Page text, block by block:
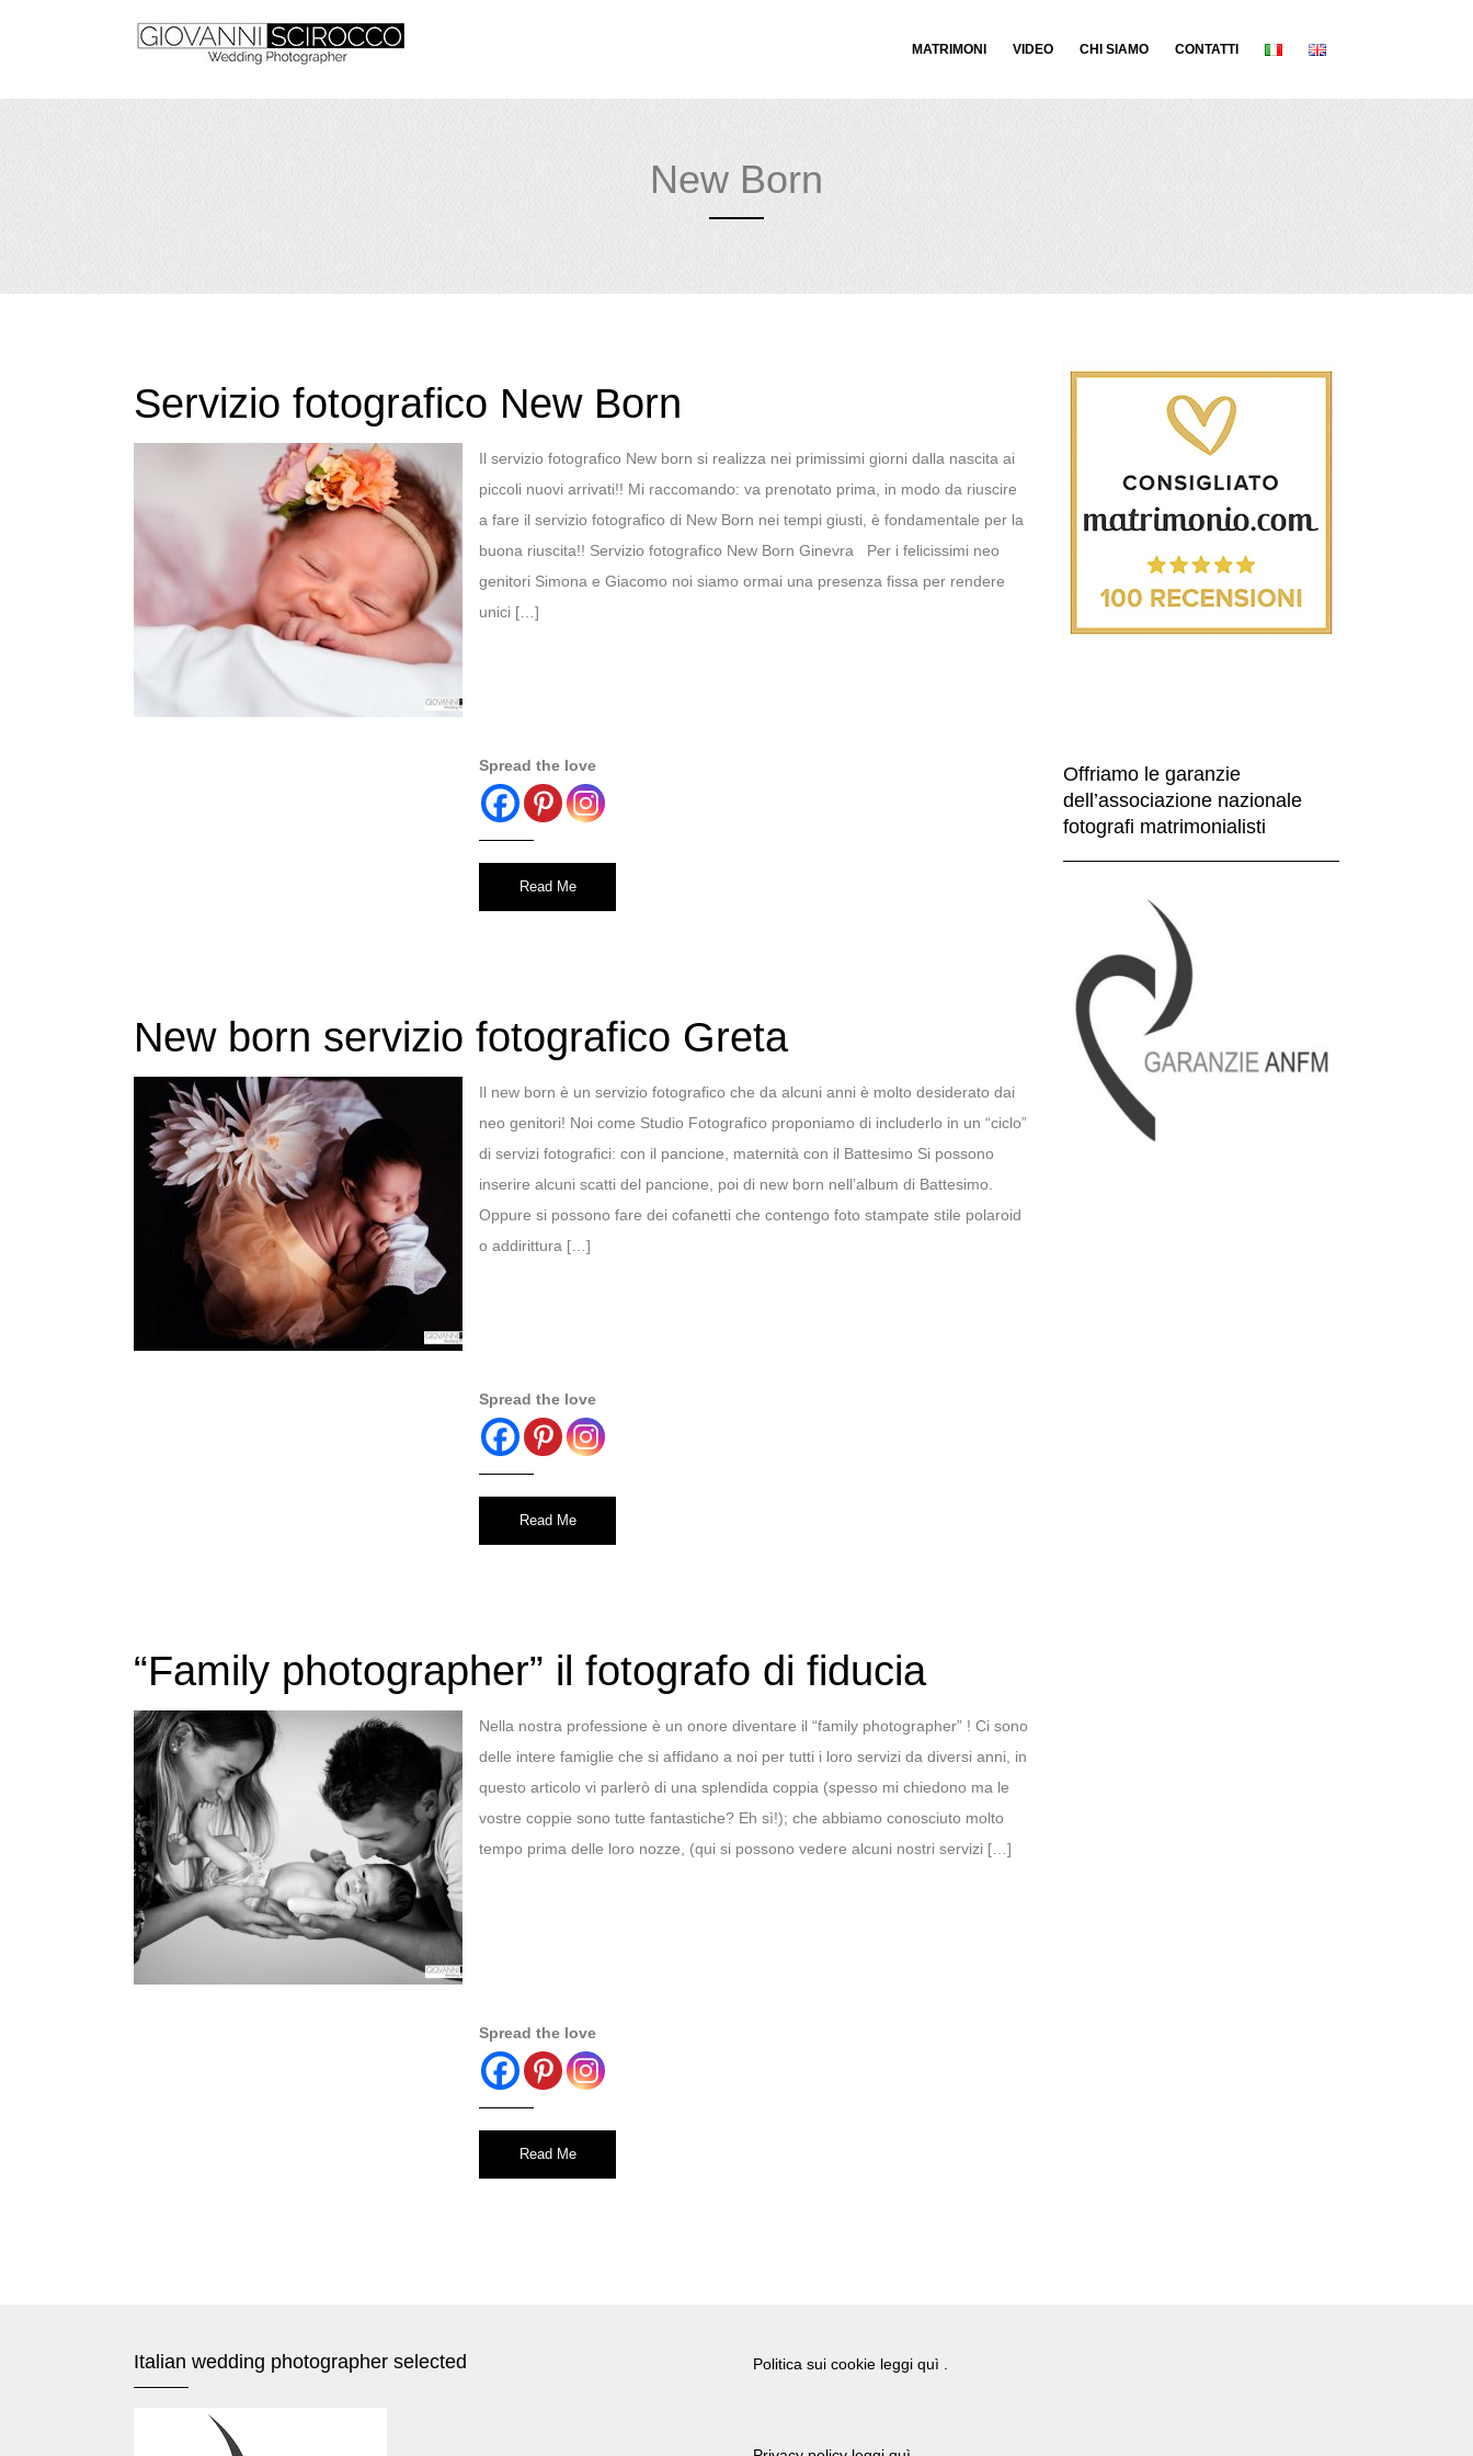
MATRIMONI VIDEO CHI SIAMO CONTATTI
New Born
Servizio fotografico New Born
Il servizio fotografico New born si realizza nei primissimi giorni dalla nascita ai
piccoli nuovi arrivati!! Mi raccomando: va prenotato prima, in modo da riuscire
a fare il servizio fotografico di New Born nei tempi giusti, è fondamentale per la
buona riuscita!! Servizio fotografico New Born Ginevra Per i felicissimi neo
genitori Simona e Giacomo noi siamo ormai una presenza fissa per rendere
unici […]
Spread the love
Read Me
New born servizio fotografico Greta
Il new born è un servizio fotografico che da alcuni anni è molto desiderato dai
neo genitori! Noi come Studio Fotografico proponiamo di includerlo in un “ciclo”
di servizi fotografici: con il pancione, maternità con il Battesimo Si possono
inserire alcuni scatti del pancione, poi di new born nell’album di Battesimo.
Oppure si possono fare dei cofanetti che contengo foto stampate stile polaroid
o addirittura […]
Spread the love
Read Me
“Family photographer” il fotografo di fiducia
Nella nostra professione è un onore diventare il “family photographer” ! Ci sono
delle intere famiglie che si affidano a noi per tutti i loro servizi da diversi anni, in
questo articolo vi parlerò di una splendida coppia (spesso mi chiedono ma le
vostre coppie sono tutte fantastiche? Eh sì!); che abbiamo conosciuto molto
tempo prima delle loro nozze, (qui si possono vedere alcuni nostri servizi […]
Spread the love
Read Me
Offriamo le garanzie
dell’associazione nazionale
fotografi matrimonialisti
Italian wedding photographer selected Politica sui cookie leggi quì .